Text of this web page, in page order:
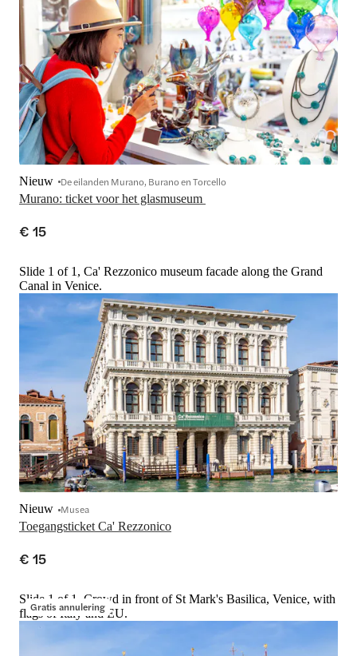
Nieuw De eilanden Murano, Burano en Torcello
€ 15
Slide 1 of 1, Ca' Rezzonico museum facade along the Grand
Canal in Venice.
Toegangsticket Ca' Rezzonico
Nieuw Musea
€ 15
Gratis annulering
Slide 1 of 1, Crowd in front of St Mark's Basilica, Venice, with
flags of Italy and EU.